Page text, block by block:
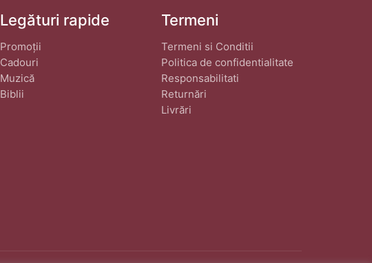
Legături rapide
Promoții
Cadouri
Muzică
Biblii
Termeni
Termeni si Conditii
Politica de confidentialitate
Responsabilitati
Returnări
Livrări